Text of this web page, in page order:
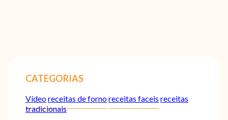
CATEGORIAS
Vídeoreceitas de fornoreceitas faceis receitas
tradicionais